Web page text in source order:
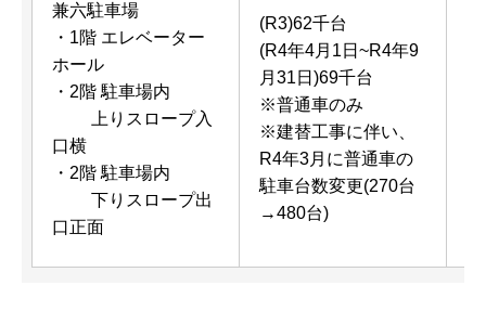
兼六駐車場
・1階 エレベーター
ホール
・2階 駐車場内
上りスロープ入
口横
・2階 駐車場内
下りスロープ出
口正面
(R3)62千台
(R4年4月1日~R4年9
月31日)69千台
※普通車のみ
※建替工事に伴い、
R4年3月に普通車の
駐車台数変更(270台
→480台)